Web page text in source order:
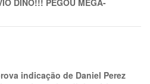
DINO!!! PEGOU MEGA-
indicação de Daniel Perez